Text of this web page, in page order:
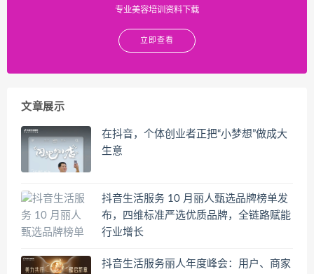
专业美容培训资料下载
立即查看
文章展示
在抖音，个体创业者正把“小梦想”做成大
生意
抖音生活服务 10 月丽人甄选品牌榜单发
布，四维标准严选优质品牌，全链路赋能
行业增长
抖音生活服务丽人年度峰会：用户、商家